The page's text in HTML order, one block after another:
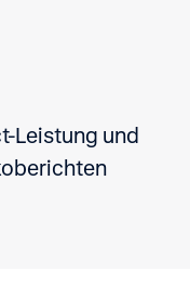
Leistung und